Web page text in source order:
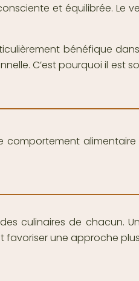
et équilibrée. Le
bénéfique
C’est pourquoi il est
comportement
culinaires de chacun.
une approche